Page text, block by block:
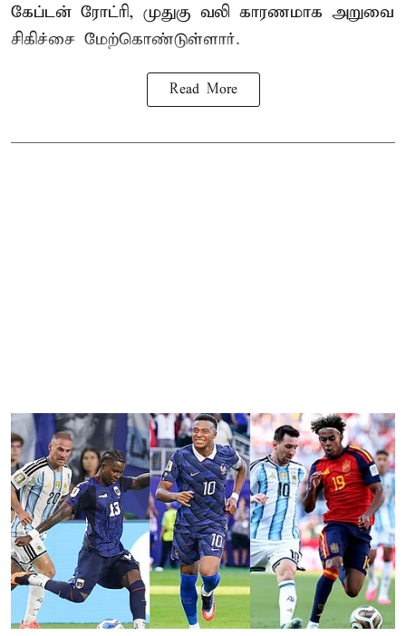
கேப்டன் ரோட்ரி, முதுகு வலி காரணமாக அறுவை
சிகிச்சை மேற்கொண்டுள்ளார்.
Read More